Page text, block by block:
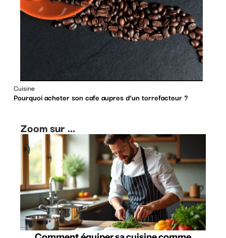
Cuisine
Pourquoi acheter son cafe aupres d’un torrefacteur ?
Zoom sur ...